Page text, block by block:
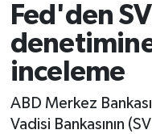
Fed'den
inceleme
ABD Merkez
Vadisi Bankasının
Tüm Manşetler
Son Dakika
Haber Arşivi